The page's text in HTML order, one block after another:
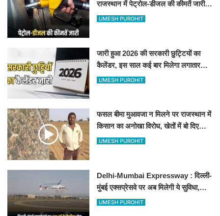
राजस्थान में पेट्रोल-डीजल की कीमतें जारी,
जानिए बीकानेर समेत पुरे प्रदेश में नए रेट
UMESH PUROHIT
जारी हुआ 2026 की सरकारी छुट्टियों का
कैलेंडर, इस साल कई बार मिलेगा लगातार
अवकाश, देखें
UMESH PUROHIT
फसल बीमा मुआवजा न मिलने पर राजस्थान में
किसान का अनोखा विरोध, खेतों में बो दिए
500-500 रुपए के नोट, वीडियो वायरल
UMESH PUROHIT
Delhi-Mumbai Expressway : दिल्ली-
मुंबई एक्सप्रेसवे पर अब मिलेगी ये सुविधा,
हेलीकॉप्टर सर्विस से तुरंत घायल पहुंचेगा
UMESH PUROHIT